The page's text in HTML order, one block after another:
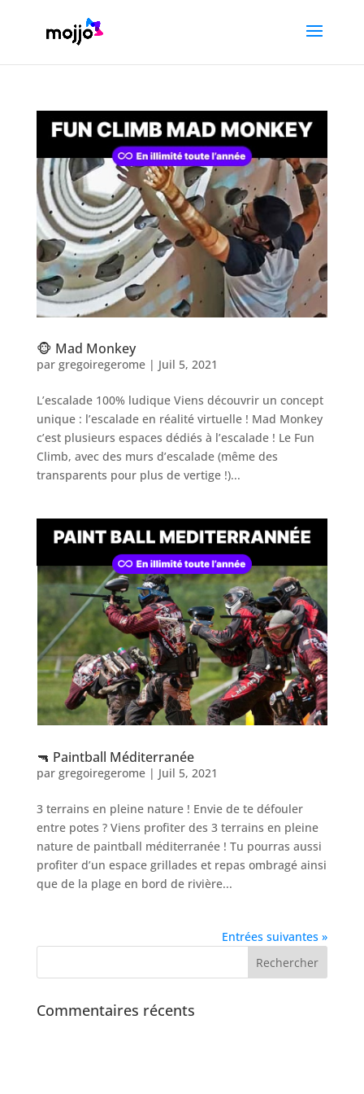
🐵 Mad Monkey
par gregoiregerome| Juil 5, 2021
L’escalade 100% ludique Viens découvrir un concept
unique : l’escalade en réalité virtuelle ! Mad Monkey
c’est plusieurs espaces dédiés à l’escalade ! Le Fun
Climb, avec des murs d’escalade (même des
transparents pour plus de vertige !)...
🔫 Paintball Méditerranée
par gregoiregerome| Juil 5, 2021
3 terrains en pleine nature ! Envie de te défouler
entre potes ? Viens profiter des 3 terrains en pleine
nature de paintball méditerranée ! Tu pourras aussi
profiter d’un espace grillades et repas ombragé ainsi
que de la plage en bord de rivière...
Entrées suivantes »
Commentaires récents